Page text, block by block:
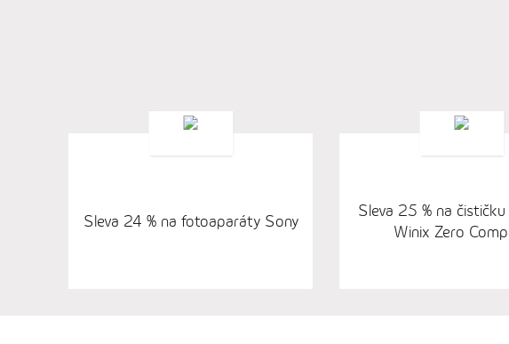
Sleva 24 % na fotoaparáty Sony
Sleva 25 % na
Winix Zero